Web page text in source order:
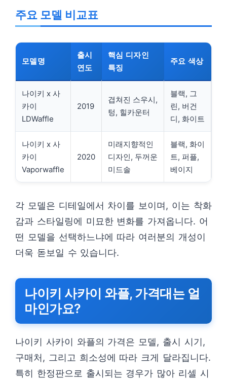
주요 모델 비교표
모델명
출시
연도
핵심 디자인
특징
주요 색상
나이키 x 사
카이
LDWaffle
2019
겹쳐진 스우시,
텅, 힐카운터
블랙, 그
린, 버건
디, 화이트
나이키 x 사
카이
Vaporwaffle
2020
미래지향적인
디자인, 두꺼운
미드솔
블랙, 화이
트, 퍼플,
베이지
각 모델은 디테일에서 차이를 보이며, 이는 착화
감과 스타일링에 미묘한 변화를 가져옵니다. 어
떤 모델을 선택하느냐에 따라 여러분의 개성이
더욱 돋보일 수 있습니다.
나이키 사카이 와플, 가격대는 얼
마인가요?
나이키 사카이 와플의 가격은 모델, 출시 시기,
구매처, 그리고 희소성에 따라 크게 달라집니다.
특히 한정판으로 출시되는 경우가 많아 리셀 시